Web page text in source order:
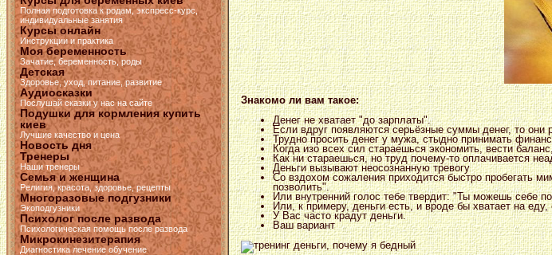
Полная подготовка к родам, экспресс-курс,
индивидуальные занятия
Курсы онлайн
Инструкции и практика
Моя беременность
Зачатие, беременность, роды
Детская
Здоровье, уход, питание, развитие
Аудиосказки
Послушай сказки у нас на сайте
Подушки для кормления купить
киев
Лучшие качество и цена
Новость дня
Тренеры
Наши тренеры
Семья и женщина
Религия, красота, здоровье, рецепты
Многоразовые подгузники
Экоподгузники
Психолог после развода
Психологическая помощь после развода
Микрокинезитерапия
Диагностика лечение обучение
Знакомо ли вам такое:
Денег не хватает "до зарплаты".
Если вдруг появляются серьёзные суммы денег, то они
Трудно просить денег у мужа, стыдно принимать
Когда изо всех сил стараешься экономить, вести
Как ни стараешься, но труд почему-то оплачивается
Деньги вызывают неосознанную тревогу
Со вздохом сожаления приходится быстро пробегать
позволить".
Или внутренний голос тебе твердит: "Ты можешь себе
Или, к примеру, деньги есть, и вроде бы хватает на
У Вас часто крадут деньги.
Ваш вариант